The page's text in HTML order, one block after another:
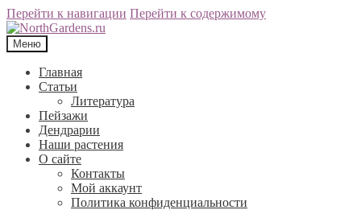
Перейти к навигации Перейти к содержимому
Меню
Главная
Статьи
Литература
Пейзажи
Дендрарии
Наши растения
О сайте
Контакты
Мой аккаунт
Политика конфиденциальности